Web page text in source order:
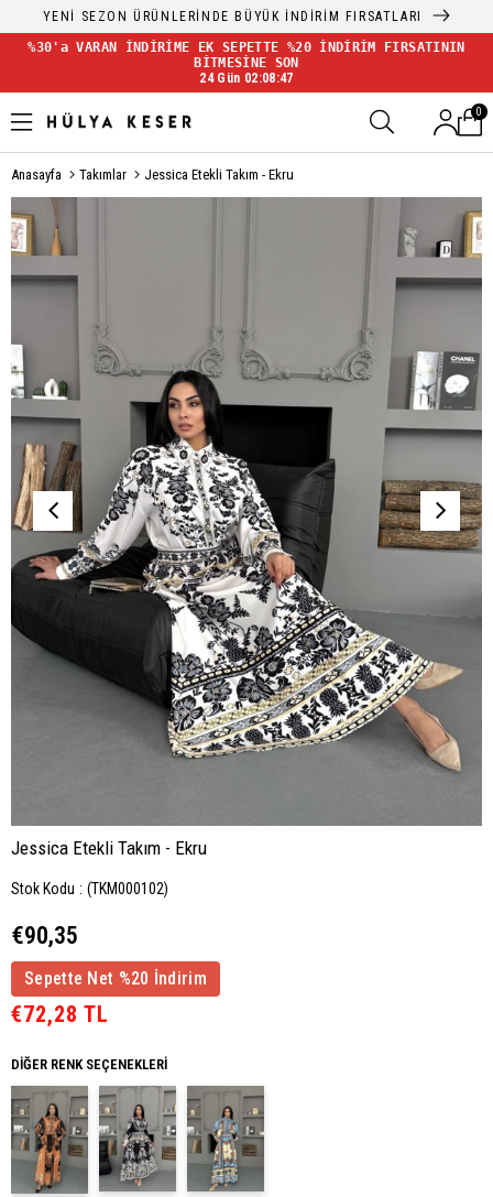
YENİ SEZON ÜRÜNLERİNDE BÜYÜK İNDİRİM FIRSATLARI
%30'a VARAN İNDİRİME EK SEPETTE %20 İNDİRİM FIRSATININ
BİTMESİNE SON
24 Gün 02:08:47
0
Anasayfa Takımlar Jessica Etekli Takım - Ekru
Jessica Etekli Takım - Ekru
Stok Kodu (TKM000102)
€90,35
Sepette Net %20 İndirim
€72,28 TL
DIĞER RENK SEÇENEKLERI